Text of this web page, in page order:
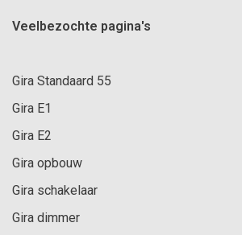
Veelbezochte pagina's
Gira Standaard 55
Gira E1
Gira E2
Gira opbouw
Gira schakelaar
Gira dimmer